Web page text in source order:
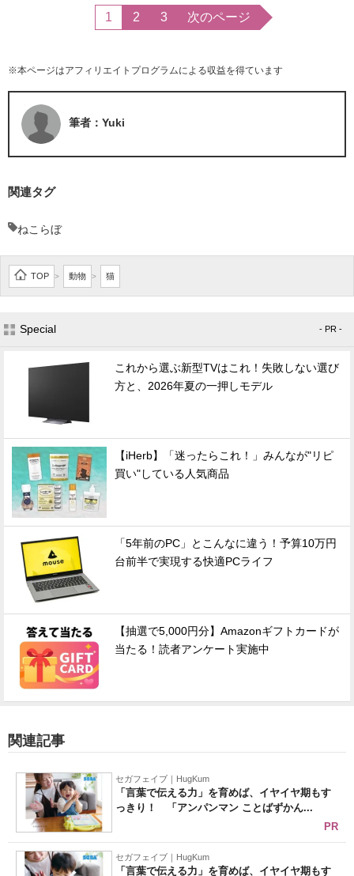
1 2 3 次のページ
※本ページはアフィリエイトプログラムによる収益を得ています
筆者：Yuki
関連タグ
ねこらぼ
TOP > 動物 > 猫
Special - PR -
これから選ぶ新型TVはこれ！失敗しない選び
方と、2026年夏の一押しモデル
【iHerb】「迷ったらこれ！」みんなが"リピ
買い"している人気商品
「5年前のPC」とこんなに違う！予算10万円
台前半で実現する快適PCライフ
【抽選で5,000円分】Amazonギフトカードが
当たる！読者アンケート実施中
関連記事
セガフェイブ｜HugKum
「言葉で伝える力」を育めば、イヤイヤ期もす
っきり！ 「アンパンマン ことばずかん...
PR
セガフェイブ｜HugKum
「言葉で伝える力」を育めば、イヤイヤ期もす